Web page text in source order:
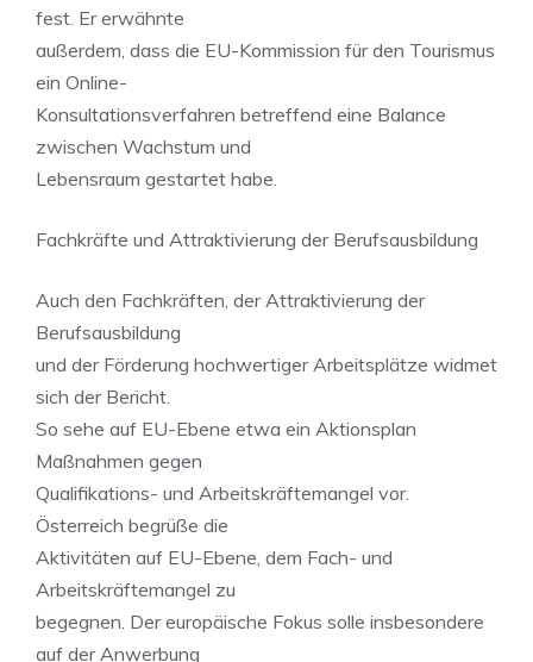
fest. Er erwähnte
außerdem, dass die EU-Kommission für den Tourismus
ein Online-
Konsultationsverfahren betreffend eine Balance
zwischen Wachstum und
Lebensraum gestartet habe.
Fachkräfte und Attraktivierung der Berufsausbildung
Auch den Fachkräften, der Attraktivierung der
Berufsausbildung
und der Förderung hochwertiger Arbeitsplätze widmet
sich der Bericht.
So sehe auf EU-Ebene etwa ein Aktionsplan
Maßnahmen gegen
Qualifikations- und Arbeitskräftemangel vor.
Österreich begrüße die
Aktivitäten auf EU-Ebene, dem Fach- und
Arbeitskräftemangel zu
begegnen. Der europäische Fokus solle insbesondere
auf der Anwerbung